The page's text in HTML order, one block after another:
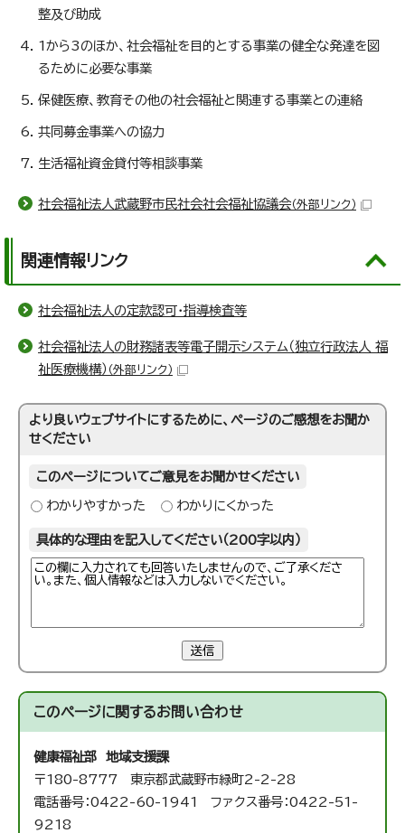
整及び助成
1から3のほか、社会福祉を目的とする事業の健全な発達を図
るために必要な事業
保健医療、教育その他の社会福祉と関連する事業との連絡
共同募金事業への協力
生活福祉資金貸付等相談事業
社会福祉法人武蔵野市民社会社会福祉協議会（外部リンク）
関連情報リンク
社会福祉法人の定款認可・指導検査等
社会福祉法人の財務諸表等電子開示システム（独立行政法人 福
祉医療機構） （外部リンク）
より良いウェブサイトにするために、ページのご感想をお聞か
せください
このページについてご意見をお聞かせください
わかりやすかった わかりにくかった
具体的な理由を記入してください（200字以内）
送信
このページに関するお問い合わせ
健康福祉部 地域支援課
〒180-8777 東京都武蔵野市緑町2-2-28
電話番号：0422-60-1941 ファクス番号：0422-51-
9218